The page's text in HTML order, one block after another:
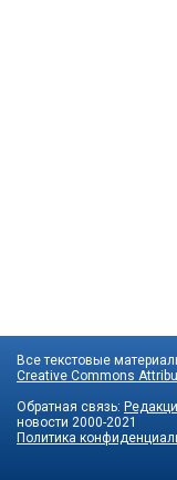
Все текстовые
Creative Commons
Обратная связь:
новости 2000-2021
Политика